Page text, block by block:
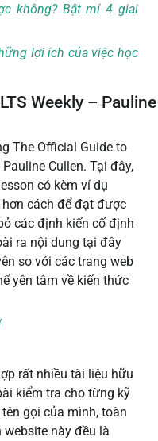
không? Bật mí 4 giai
lợi ích của việc học
Weekly – Pauline
The Official Guide to
Cullen. Tại đây,
có kèm ví dụ
cách để đạt được
các định kiến cố định
ra nội dung tại đây
so với các trang web
yên tâm về kiến thức
rất nhiều tài liệu hữu
kiểm tra cho từng kỹ
gọi của mình, toàn
này đều là